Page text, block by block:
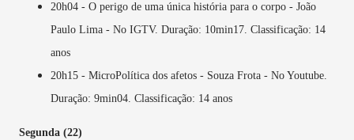
20h04 - O perigo de uma única história para o corpo - João
Paulo Lima - No IGTV. Duração: 10min17. Classificação: 14
anos
20h15 - MicroPolítica dos afetos - Souza Frota - No Youtube.
Duração: 9min04. Classificação: 14 anos
Segunda (22)